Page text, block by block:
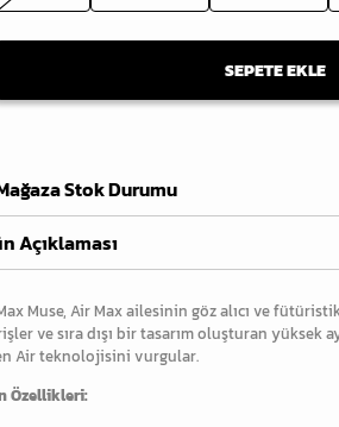
SEPETE EKLE
Stok Durumu
Açıklaması
Muse, Air Max ailesinin göz alıcı ve
ve sıra dışı bir tasarım oluşturan yüksek
Air teknolojisini vurgular.
Özellikleri: